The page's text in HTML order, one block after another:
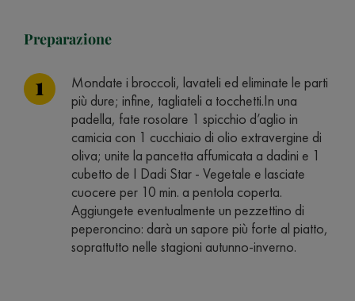
Preparazione
Mondate i broccoli, lavateli ed eliminate le parti
più dure; infine, tagliateli a tocchetti.In una
padella, fate rosolare 1 spicchio d’aglio in
camicia con 1 cucchiaio di olio extravergine di
oliva; unite la pancetta affumicata a dadini e 1
cubetto de I Dadi Star - Vegetale e lasciate
cuocere per 10 min. a pentola coperta.
Aggiungete eventualmente un pezzettino di
peperoncino: darà un sapore più forte al piatto,
soprattutto nelle stagioni autunno-inverno.